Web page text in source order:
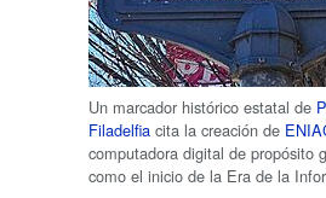
Un marcador histórico estatal de
Filadelfia cita la creación de
computadora digital de propósito
como el inicio de la Era de la